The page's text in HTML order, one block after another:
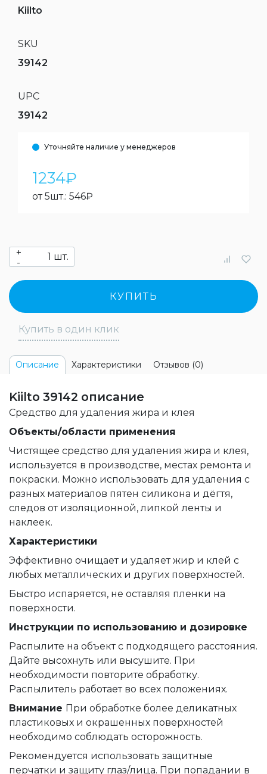
Kiilto
SKU
39142
UPC
39142
Уточняйте наличие у менеджеров
1234₽
от 5шт.: 546₽
+
-
шт.
КУПИТЬ
Купить в один клик
Описание Характеристики Отзывов (0)
Kiilto 39142 описание
Средство для удаления жира и клея
Объекты/области применения
Чистящее средство для удаления жира и клея,
используется в производстве, местах ремонта и
покраски. Можно использовать для удаления с
разных материалов пятен силикона и дёгтя,
следов от изоляционной, липкой ленты и
наклеек.
Характеристики
Эффективно очищает и удаляет жир и клей с
любых металлических и других поверхностей.
Быстро испаряется, не оставляя пленки на
поверхности.
Инструкции по использованию и дозировке
Распылите на объект с подходящего расстояния.
Дайте высохнуть или высушите. При
необходимости повторите обработку.
Распылитель работает во всех положениях.
Внимание При обработке более деликатных
пластиковых и окрашенных поверхностей
необходимо соблюдать осторожность.
Рекомендуется использовать защитные
перчатки и защиту глаз/лица. При попадании в